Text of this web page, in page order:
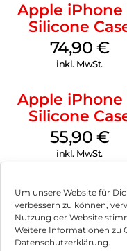
Um unsere Website für
verbessern zu können,
Nutzung der Website
Weitere Informationen zu
Datenschutzerklärung.
Apple iPhone
Silicone
MagSafe Lake
Green
74,90 €
inkl. MwSt.
Apple iPhone
Silicone
MagSafe
Ultramarine
55,90 €
inkl. MwSt.
Impressum